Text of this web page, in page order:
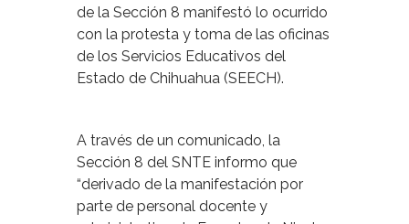
de la Sección 8 manifestó lo ocurrido
con la protesta y toma de las oficinas
de los Servicios Educativos del
Estado de Chihuahua (SEECH).
A través de un comunicado, la
Sección 8 del SNTE informo que
“derivado de la manifestación por
parte de personal docente y